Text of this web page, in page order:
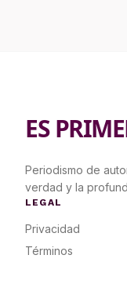
ES
Periodismo de
verdad y la
LEGAL
Privacidad
Términos